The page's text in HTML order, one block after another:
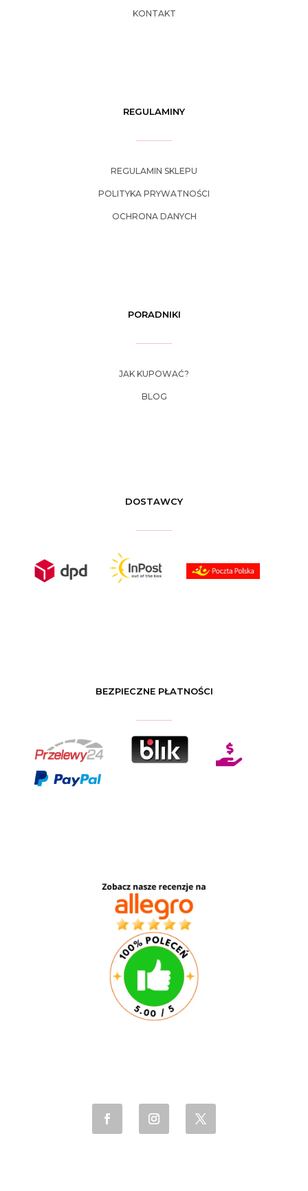
KONTAKT
REGULAMINY
REGULAMIN SKLEPU
POLITYKA PRYWATNOŚCI
OCHRONA DANYCH
PORADNIKI
JAK KUPOWAĆ?
BLOG
DOSTAWCY
BEZPIECZNE PŁATNOŚCI
